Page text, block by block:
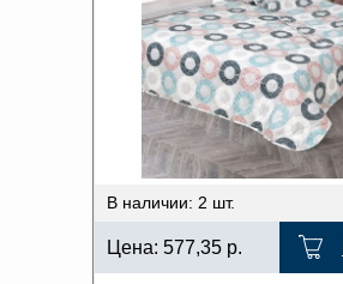
В наличии: 2 шт.
Цена: 577,35 р.